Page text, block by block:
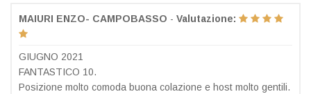
MAIURI ENZO- CAMPOBASSO - Valutazione:
GIUGNO 2021
FANTASTICO 10.
Posizione molto comoda buona colazione e host molto gentili.